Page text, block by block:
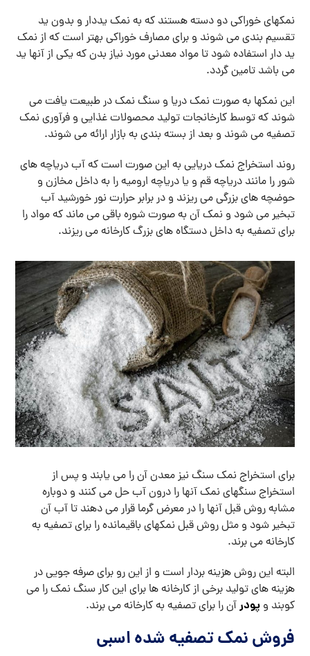
نمکهای خوراکی دو دسته هستند که به نمک یددار و بدون ید
تقسیم بندی می شوند و برای مصارف خوراکی بهتر است که از نمک
ید دار استفاده شود تا مواد معدنی مورد نیاز بدن که یکی از آنها ید
می باشد تامین گردد.
این نمکها به صورت نمک دریا و سنگ نمک در طبیعت یافت می
شوند که توسط کارخانجات تولید محصولات غذایی و فرآوری نمک
تصفیه می شوند و بعد از بسته بندی به بازار ارائه می شوند.
روند استخراج نمک دریایی به این صورت است که آب دریاچه های
شور را مانند دریاچه قم و یا دریاچه ارومیه را به داخل مخازن و
حوضچه های بزرگی می ریزند و در برابر حرارت نور خورشید آب
تبخیر می شود و نمک آن به صورت شوره باقی می ماند که مواد را
برای تصفیه به داخل دستگاه های بزرگ کارخانه می ریزند.
برای استخراج نمک سنگ نیز معدن آن را می یابند و پس از
استخراج سنگهای نمک آنها را درون آب حل می کنند و دوباره
مشابه روش قبل آنها را در معرض گرما قرار می دهند تا آب آن
تبخیر شود و مثل روش قبل نمکهای باقیمانده را برای تصفیه به
کارخانه می برند.
البته این روش هزینه بردار است و از این رو برای صرفه جویی در
هزینه های تولید برخی از کارخانه ها برای این کار سنگ نمک را می
کوبند وپودرآن را برای تصفیه به کارخانه می برند.
فروش نمک تصفیه شده اسبی